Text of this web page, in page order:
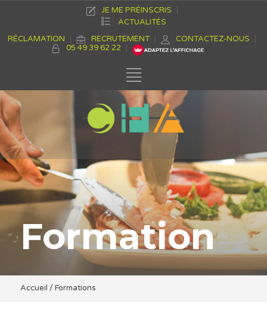
JE ME PRÉINSCRIS
ACTUALITÉS
RÉCLAMATION
RECRUTEMENT
CONTACTEZ-NOUS
05 49 39 62 22
Formation
Accueil / Formations